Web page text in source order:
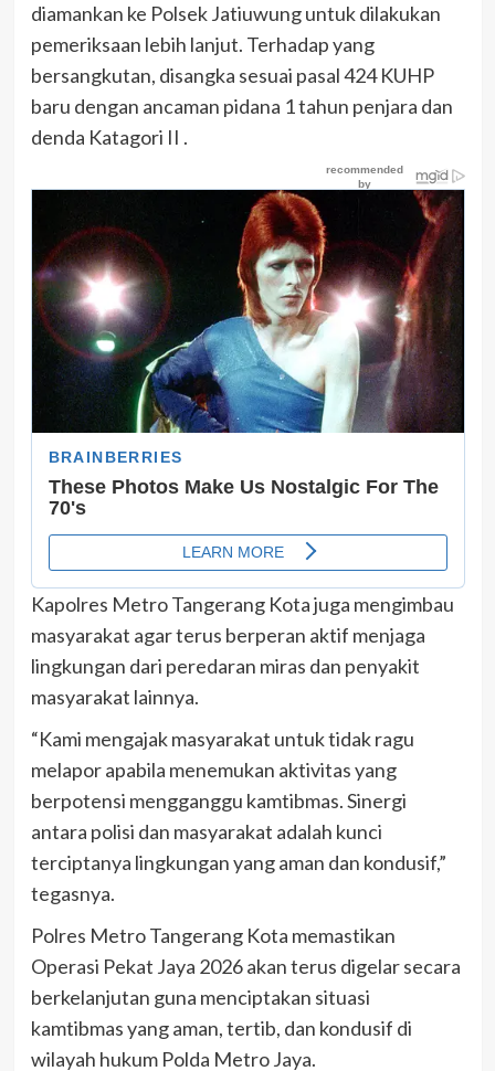
diamankan ke Polsek Jatiuwung untuk dilakukan
pemeriksaan lebih lanjut. Terhadap yang
bersangkutan, disangka sesuai pasal 424 KUHP
baru dengan ancaman pidana 1 tahun penjara dan
denda Katagori II .
Kapolres Metro Tangerang Kota juga mengimbau
masyarakat agar terus berperan aktif menjaga
lingkungan dari peredaran miras dan penyakit
masyarakat lainnya.
“Kami mengajak masyarakat untuk tidak ragu
melapor apabila menemukan aktivitas yang
berpotensi mengganggu kamtibmas. Sinergi
antara polisi dan masyarakat adalah kunci
terciptanya lingkungan yang aman dan kondusif,”
tegasnya.
Polres Metro Tangerang Kota memastikan
Operasi Pekat Jaya 2026 akan terus digelar secara
berkelanjutan guna menciptakan situasi
kamtibmas yang aman, tertib, dan kondusif di
wilayah hukum Polda Metro Jaya.